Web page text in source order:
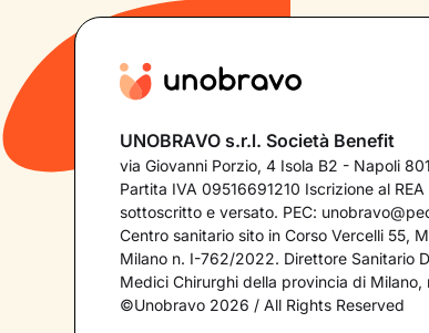
UNOBRAVO s.r.l. Società Benefit
via Giovanni Porzio, 4 Isola B2 - Napoli
Partita IVA 09516691210 Iscrizione al
sottoscritto e versato. PEC:
Centro sanitario sito in Corso Vercelli 55,
Milano n. I-762/2022. Direttore Sanitario
Medici Chirurghi della provincia di Milano,
©Unobravo 2026 / All Rights Reserved